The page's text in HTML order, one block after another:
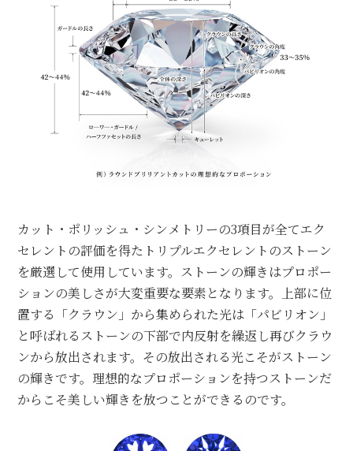
カット・ポリッシュ・シンメトリーの3項目が全てエク
セレントの評価を得たトリプルエクセレントのストーン
を厳選して使用しています。 ストーンの輝きはプロポー
ションの美しさが大変重要な要素となります。
上部に位
置する「クラウン」から集められた光は 「パビリオン」
と呼ばれるストーンの下部で内反射を繰返し再びクラウ
ンから放出されます。 その放出される光こそがストーン
の輝きです。 理想的なプロポーションを持つストーンだ
から こそ美しい輝きを放つことができるのです。